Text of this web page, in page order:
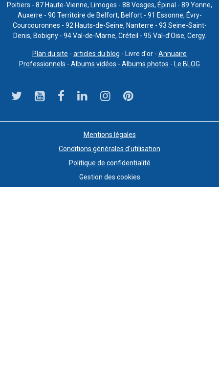
Poitiers - 87 Haute-Vienne, Limoges - 88 Vosges, Épinal - 89 Yonne,
Auxerre - 90 Territoire de Belfort, Belfort - 91 Essonne, Évry-
Courcouronnes - 92 Hauts-de-Seine, Nanterre - 93 Seine-Saint-
Denis, Bobigny - 94 Val-de-Marne, Créteil - 95 Val-d’Oise, Cergy.
Plan du site - articles du blog - Livre d'or - Annuaire
Professionnels - Albums vidéos - Albums photos - Le BLOG
Mentions légales
Conditions générales d'utilisation
Politique de confidentialité
Gestion des cookies